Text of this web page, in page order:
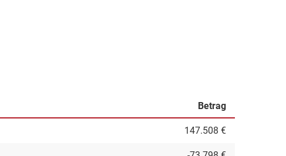
Betrag
147.508 €